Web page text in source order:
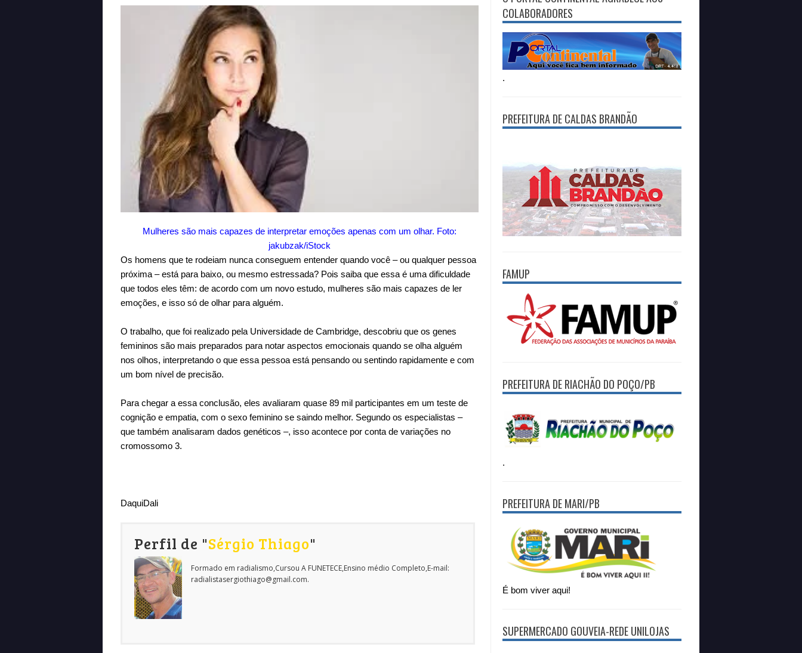
Mulheres são mais capazes de interpretar emoções apenas com um olhar. Foto:
jakubzak/iStock
Os homens que te rodeiam nunca conseguem entender quando você – ou qualquer pessoa
próxima – está para baixo, ou mesmo estressada? Pois saiba que essa é uma dificuldade
que todos eles têm: de acordo com um novo estudo, mulheres são mais capazes de ler
emoções, e isso só de olhar para alguém.
O trabalho, que foi realizado pela Universidade de Cambridge, descobriu que os genes
femininos são mais preparados para notar aspectos emocionais quando se olha alguém
nos olhos, interpretando o que essa pessoa está pensando ou sentindo rapidamente e com
um bom nível de precisão.
Para chegar a essa conclusão, eles avaliaram quase 89 mil participantes em um teste de
cognição e empatia, com o sexo feminino se saindo melhor. Segundo os especialistas –
que também analisaram dados genéticos –, isso acontece por conta de variações no
cromossomo 3.
DaquiDali
Perfil de "Sérgio Thiago"
Formado em radialismo,Cursou A FUNETECE,Ensino médio Completo,E-mail:
radialistasergiothiago@gmail.com.
COLABORADORES
.
PREFEITURA DE CALDAS BRANDÃO
FAMUP
PREFEITURA DE RIACHÃO DO POÇO/PB
.
PREFEITURA DE MARI/PB
É bom viver aqui!
SUPERMERCADO GOUVEIA-REDE UNILOJAS